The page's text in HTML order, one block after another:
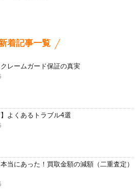
着記事一覧
クレームガード保証の真実
】よくあるトラブル4選
本当にあった！買取金額の減額（二重査定）